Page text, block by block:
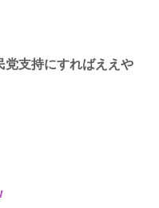
党支持にすればええや